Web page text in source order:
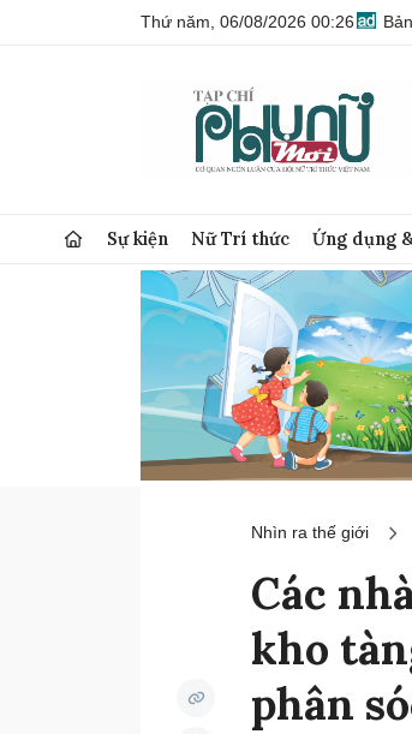
Thứ năm, 06/08/2026 00:26
Sự kiện Nữ Trí thức Ứng dụng
Nhìn ra thế giới
Các
kho
phân